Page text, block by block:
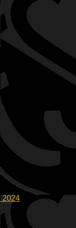
2024